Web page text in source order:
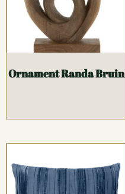
Ornament Randa Bruin